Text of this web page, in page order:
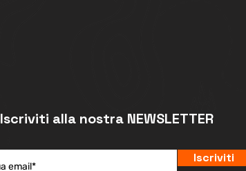
Iscriviti alla nostra NEWSLETTER
Iscriviti